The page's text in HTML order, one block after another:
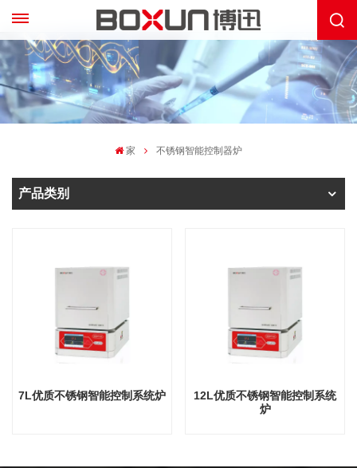
家 不锈钢智能控制器炉
产品类别
7L优质不锈钢智能控制系统炉
12L优质不锈钢智能控制系统
炉